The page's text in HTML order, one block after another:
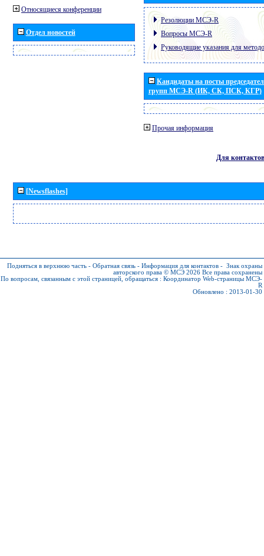
Относящиеся конференции
Отдел новостей
Резолюции МСЭ-R
Вопросы МСЭ-R
Руководящие указания для
Кандидаты на посты
групп МСЭ-R (ИК, СК, ПСК, КГР)
Прочая информация
Для контактов
[Newsflashes]
Подняться в верхнюю часть - Обратная связь - Информация для контактов - Знак охраны
авторского права © МСЭ 2026 Все права сохранены
По вопросам, связанным с этой страницей, обращаться : Координатор Web-страницы МСЭ-
R
Обновлено : 2013-01-30